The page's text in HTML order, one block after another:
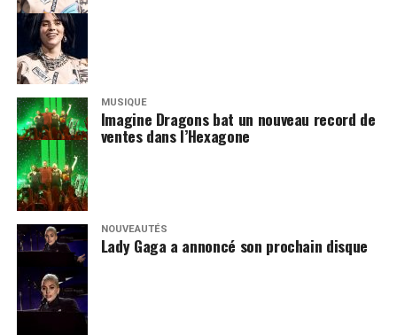
MUSIQUE
Imagine Dragons bat un nouveau record de
ventes dans l’Hexagone
NOUVEAUTÉS
Lady Gaga a annoncé son prochain disque